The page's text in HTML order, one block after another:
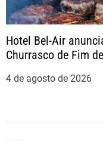
Hotel Bel-Air
Churrasco de Fim
4 de agosto de 2026